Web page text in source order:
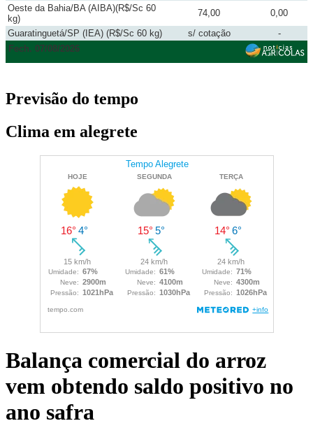
Oeste da Bahia/BA (AIBA)(R$/Sc 60
kg)
74,00
0,00
Guaratinguetá/SP (IEA) (R$/Sc 60 kg)
s/ cotação
-
Fech. 07/08/2026
Previsão do tempo
Clima em alegrete
Balança comercial do arroz
vem obtendo saldo positivo no
ano safra